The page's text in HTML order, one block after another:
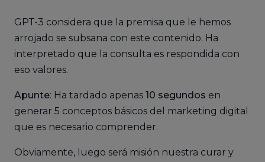
GPT-3 considera que la premisa que le hemos
arrojado se subsana con este contenido. Ha
interpretado que la consulta es respondida con
eso valores.
Apunte: Ha tardado apenas 10 segundos en
generar 5 conceptos básicos del marketing digital
que es necesario comprender.
Obviamente, luego será misión nuestra curar y